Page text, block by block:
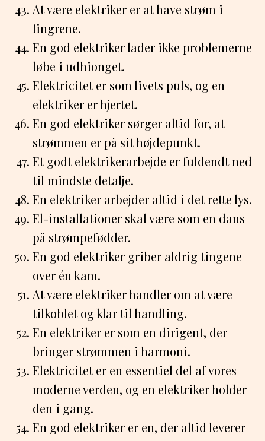
At være elektriker er at have strøm i
fingrene.
En god elektriker lader ikke problemerne
løbe i udhionget.
Elektricitet er som livets puls, og en
elektriker er hjertet.
En god elektriker sørger altid for, at
strømmen er på sit højdepunkt.
Et godt elektrikerarbejde er fuldendt ned
til mindste detalje.
En elektriker arbejder altid i det rette lys.
El-installationer skal være som en dans
på strømpefødder.
En god elektriker griber aldrig tingene
over én kam.
At være elektriker handler om at være
tilkoblet og klar til handling.
En elektriker er som en dirigent, der
bringer strømmen i harmoni.
Elektricitet er en essentiel del af vores
moderne verden, og en elektriker holder
den i gang.
En god elektriker er en, der altid leverer